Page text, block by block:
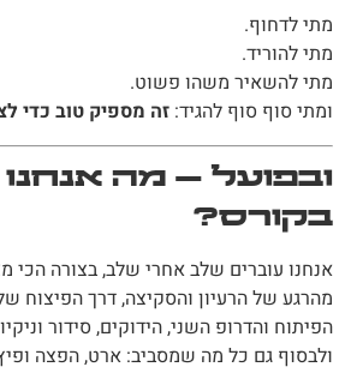
מתי לדחוף.
מתי להוריד.
מתי להשאיר משהו פשוט.
ומתי סוף סוף להגיד: זה מספיק טוב כדי
ובפועל — מה
בקורס?
אנחנו עוברים שלב אחרי שלב, בצורה הכי
מהרגע של הרעיון והסקיצה, דרך הפיצוח
הפיתוח והדרופ השני, הידוקים, סידור
ולבסוף גם כל מה שמסביב: ארט, הפצה